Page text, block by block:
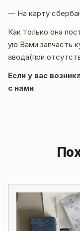
— На карту
Как только она
ую Вами запчасть
авода(при
Если у вас
с нами